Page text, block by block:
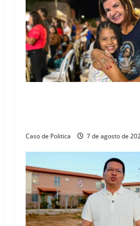
g
a
t
i
Caso de Politica 7 de agosto de